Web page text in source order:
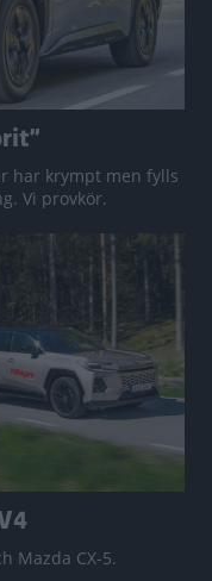
har krympt men fylls
Vi provkör.
Mazda CX-5.